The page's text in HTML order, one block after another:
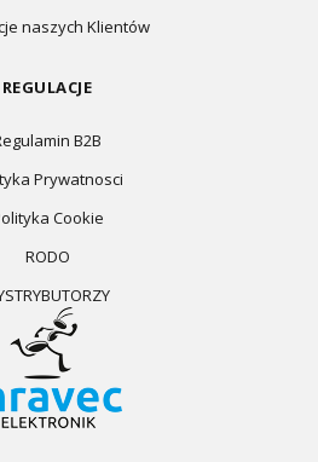
naszych Klientów
REGULACJE
B2B
Prywatnosci
Cookie
RODO